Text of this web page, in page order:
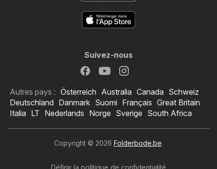
Suivez-nous
Autres pays : Österreich Australia Canada Schweiz
Deutschland Danmark Suomi Français Great Britain
Italia LT Nederlands Norge Sverige South Africa
Copyright © 2026 Folderbode.be.
Définir la politique de confidentialité